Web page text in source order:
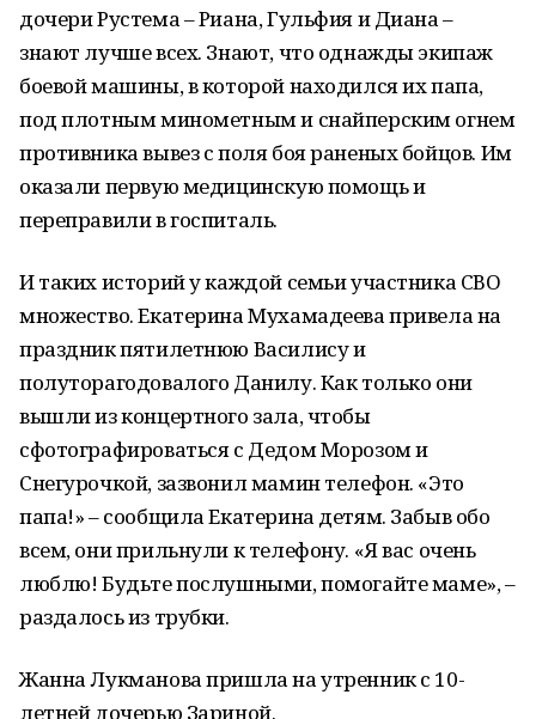
дочери Рустема – Риана, Гульфия и Диана –
знают лучше всех. Знают, что однажды экипаж
боевой машины, в которой находился их папа,
под плотным минометным и снайперским огнем
противника вывез с поля боя раненых бойцов. Им
оказали первую медицинскую помощь и
переправили в госпиталь.
И таких историй у каждой семьи участника СВО
множество. Екатерина Мухамадеева привела на
праздник пятилетнюю Василису и
полуторагодовалого Данилу. Как только они
вышли из концертного зала, чтобы
сфотографироваться с Дедом Морозом и
Снегурочкой, зазвонил мамин телефон. «Это
папа!» – сообщила Екатерина детям. Забыв обо
всем, они прильнули к телефону. «Я вас очень
люблю! Будьте послушными, помогайте маме», –
раздалось из трубки.
Жанна Лукманова пришла на утренник с 10-
летней дочерью Зариной.